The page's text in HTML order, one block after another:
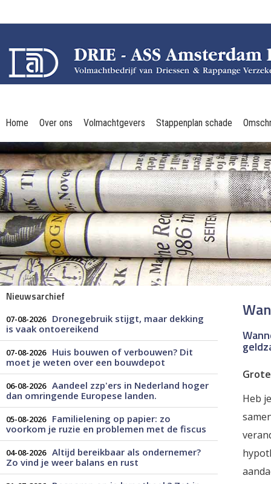
Home Over ons Volmachtgevers Stappenplan schade
Nieuwsarchief
07-08-2026
Dronegebruik stijgt, maar dekking
is vaak ontoereikend
07-08-2026
Huis bouwen of verbouwen? Dit
moet je weten over een bouwdepot
06-08-2026 Aandeel zzp'ers in Nederland hoger
dan omringende Europese landen.
05-08-2026
Familielening op papier: zo
voorkom je ruzie en problemen met de fiscus
04-08-2026 Altijd bereikbaar als ondernemer?
Zo vind je weer balans en rust
Heb